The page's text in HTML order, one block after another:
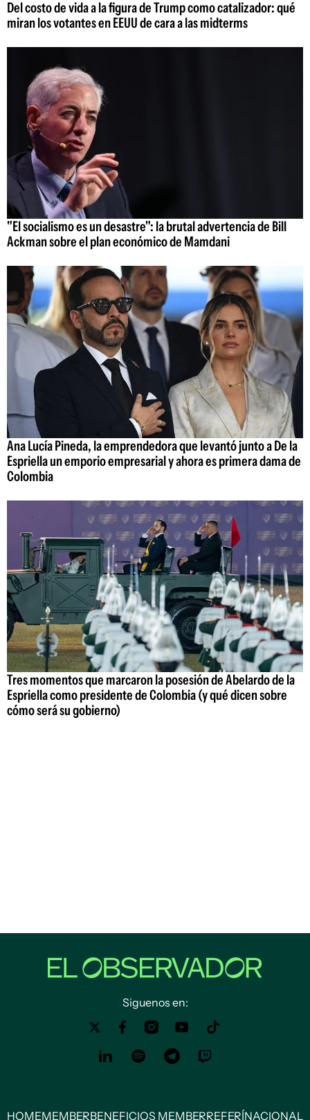
Del costo de vida a la figura de Trump como catalizador: qué
miran los votantes en EEUU de cara a las midterms
"El socialismo es un desastre": la brutal advertencia de Bill
Ackman sobre el plan económico de Mamdani
Ana Lucía Pineda, la emprendedora que levantó junto a De la
Espriella un emporio empresarial y ahora es primera dama de
Colombia
Tres momentos que marcaron la posesión de Abelardo de la
Espriella como presidente de Colombia (y qué dicen sobre
cómo será su gobierno)
Siguenos en:
HOMEMEMBERBENEFICIOS MEMBERREFERÍNACIONAL